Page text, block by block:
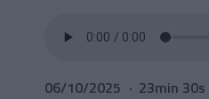
06/10/2025 23min 30s